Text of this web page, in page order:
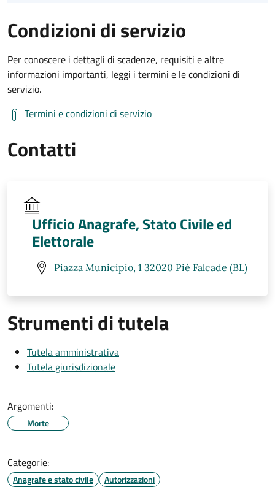
Condizioni di servizio
Per conoscere i dettagli di scadenze, requisiti e altre
informazioni importanti, leggi i termini e le condizioni di
servizio.
Termini e condizioni di servizio
Contatti
Ufficio Anagrafe, Stato Civile ed
Elettorale
Piazza Municipio, 1 32020 Piè Falcade (BL)
Strumenti di tutela
Tutela amministrativa
Tutela giurisdizionale
Argomenti:
Morte
Categorie:
Anagrafe e stato civile Autorizzazioni